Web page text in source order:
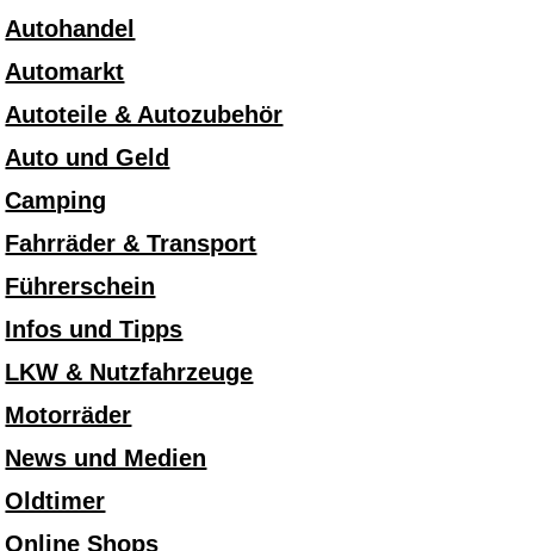
Autohandel
Automarkt
Autoteile & Autozubehör
Auto und Geld
Camping
Fahrräder & Transport
Führerschein
Infos und Tipps
LKW & Nutzfahrzeuge
Motorräder
News und Medien
Oldtimer
Online Shops